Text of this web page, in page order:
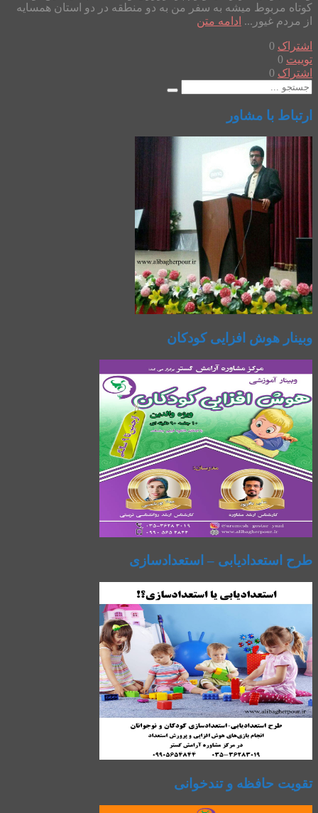
کوتاه مربوط میشه به سفر من به دو منطقه در دو استان همسایه
از مردم غیور... ادامه متن
اشتراک 0
توییت 0
اشتراک 0
ارتباط با مشاور
وبینار هوش افزایی کودکان
طرح استعدادیابی – استعدادسازی
تقویت حافظه و تندخوانی